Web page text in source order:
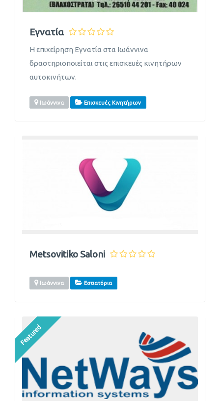
Εγνατία
Η επιχείρηση Εγνατία στα Ιωάννινα
δραστηριοποιείται στις επισκευές κινητήρων
αυτοκινήτων.
Ιωάννινα Επισκευές Κινητήρων
Metsovitiko Saloni
Ιωάννινα Εστιατόρια
Featured